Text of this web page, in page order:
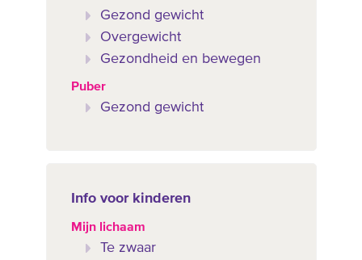
Gezond gewicht
Overgewicht
Gezondheid en bewegen
Puber
Gezond gewicht
Info voor kinderen
Mijn lichaam
Te zwaar